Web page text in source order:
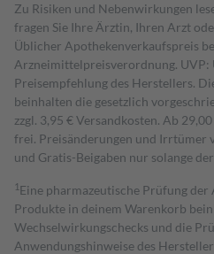
Zu Risiken und Nebenwirkungen
fragen Sie Ihre Ärztin, Ihren Arzt
Üblicher Apothekenverkaufspreis
Arzneimittelpreisverordnung. UVP:
Preisempfehlung des Herstellers.
beinhalten die gesetzlich
zzgl. 3,95 € Versandkosten. Ab
frei. Preisänderungen und Irrtümer
und Gratis-Beigaben nur solange
1 Eine pharmazeutische Prüfung
Produkte in deinem Warenkorb
Wechselwirkungschecks und die
Anwendungshinweise des